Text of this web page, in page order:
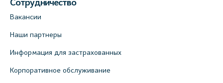
Сотрудничество
Вакансии
Наши партнеры
Информация для застрахованных
Корпоративное обслуживание